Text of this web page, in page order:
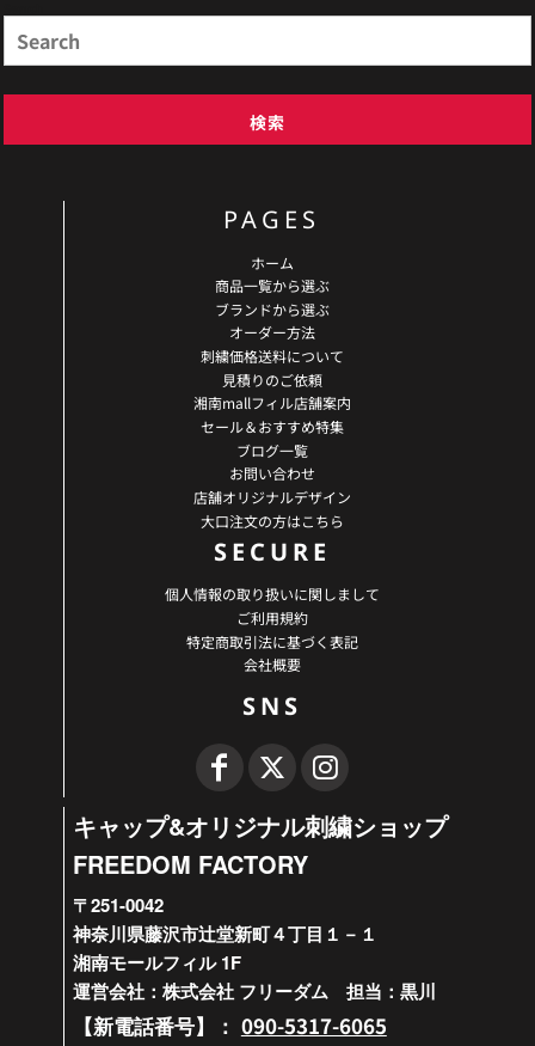
検索
PAGES
ホーム
商品一覧から選ぶ
ブランドから選ぶ
オーダー方法
刺繍価格送料について
見積りのご依頼
湘南mallフィル店舗案内
セール＆おすすめ特集
ブログ一覧
お問い合わせ
店舗オリジナルデザイン
大口注文の方はこちら
SECURE
個人情報の取り扱いに関しまして
ご利用規約
特定商取引法に基づく表記
会社概要
SNS
キャップ&オリジナル刺繍ショップ
FREEDOM FACTORY
〒251-0042
神奈川県藤沢市辻堂新町４丁目１－１
湘南モールフィル 1F
運営会社：株式会社 フリーダム 担当：黒川
【新電話番号】： 090-5317-6065